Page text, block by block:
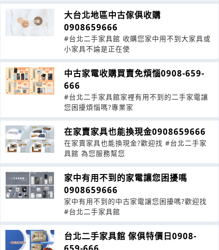
大台北地區中古傢俱收購
0908659666
#台北二手家具館 收購您家中用不到大家具或
小家具不論是正在使
中古家電收購買賣免煩惱0908-659-
666
#台北二手家具館家裡有用不到的二手家電讓
您困擾煩惱嗎?專業家
在家賣家具也能換現金0908659666
在家賣家具也能換現金?歡迎找 #台北二手家
具館 為您服務幫您
家中有用不到的家電讓您困擾嗎
0908659666
家中有用不到的中古家電讓您困擾嗎?歡迎找
#台北二手家具館
台北二手家具館 傢俱特價日0908-